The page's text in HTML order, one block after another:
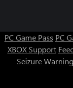
PC Game Pass PC
XBOX Support
Seizure Warning